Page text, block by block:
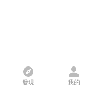
發現 我的